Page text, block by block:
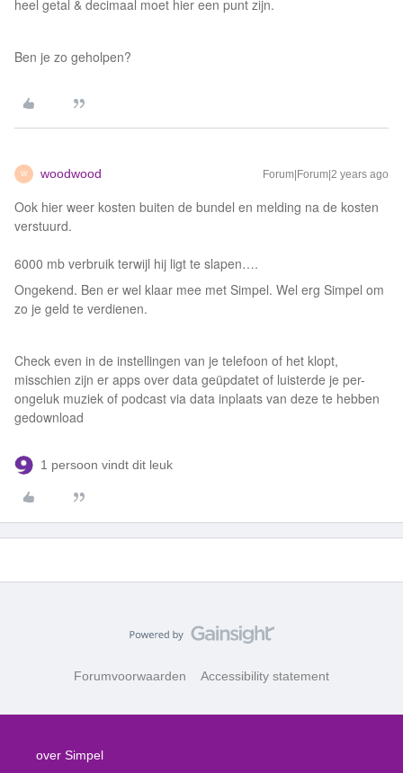
heel getal & decimaal moet hier een punt zijn.
Ben je zo geholpen?
W woodwood Forum|Forum|2 years ago
Ook hier weer kosten buiten de bundel en melding na de kosten
verstuurd.
6000 mb verbruik terwijl hij ligt te slapen….
Ongekend. Ben er wel klaar mee met Simpel. Wel erg Simpel om
zo je geld te verdienen.
Check even in de instellingen van je telefoon of het klopt,
misschien zijn er apps over data geüpdatet of luisterde je per-
ongeluk muziek of podcast via data inplaats van deze te hebben
gedownload
1 persoon vindt dit leuk
Forumvoorwaarden Accessibility statement
over Simpel